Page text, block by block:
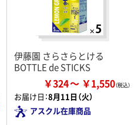
伊藤園 さらさらとける
BOTTLE de STICKS
￥324 ￥1,550
お届け日：8月11日（火）
アスクル在庫商品